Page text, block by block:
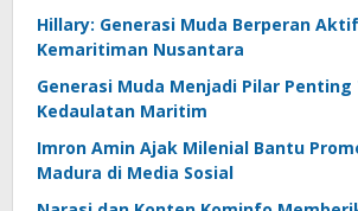
Hillary: Generasi Muda Berperan
Kemaritiman Nusantara
Generasi Muda Menjadi Pilar
Kedaulatan Maritim
Imron Amin Ajak Milenial Bantu
Madura di Media Sosial